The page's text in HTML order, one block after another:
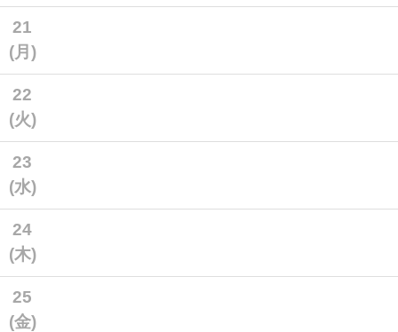
21
(月)
22
(火)
23
(水)
24
(木)
25
(金)